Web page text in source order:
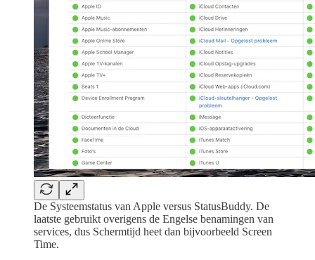
De Systeemstatus van Apple versus StatusBuddy. De
laatste gebruikt overigens de Engelse benamingen van
services, dus Schermtijd heet dan bijvoorbeeld Screen
Time.